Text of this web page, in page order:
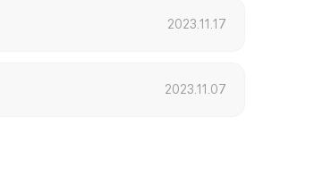
2023.11.17
2023.11.07